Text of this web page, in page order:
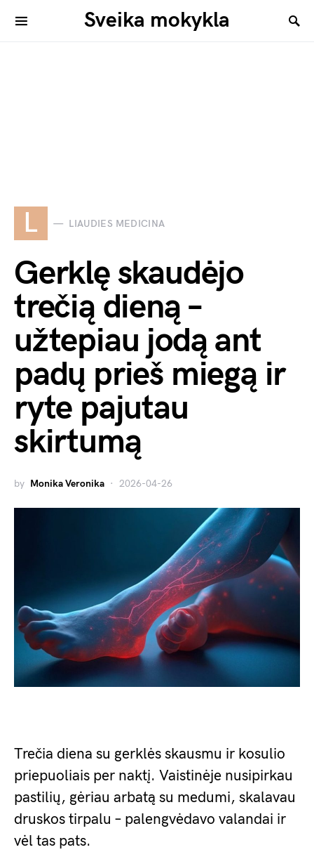
Sveika mokykla
L LIAUDIES MEDICINA
Gerklę skaudėjo
trečią dieną –
užtepiau jodą ant
padų prieš miegą ir
ryte pajutau
skirtumą
by Monika Veronika 2026-04-26
Trečia diena su gerklės skausmu ir kosulio
priepuoliais per naktį. Vaistinėje nusipirkau
pastilių, gėriau arbatą su medumi, skalavau
druskos tirpalu – palengvėdavo valandai ir
vėl tas pats.